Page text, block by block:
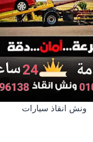
ونش انقاذ سيارات